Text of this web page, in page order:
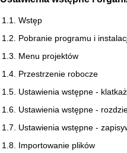
1.1. Wstęp
1.2. Pobranie programu i
1.3. Menu projektów
1.4. Przestrzenie robocze
1.5. Ustawienia wstępne - klatkaż
1.6. Ustawienia wstępne -
1.7. Ustawienia wstępne -
1.8. Importowanie plików